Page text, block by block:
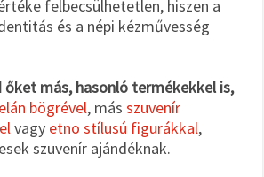
felbecsülhetetlen, hiszen a
és a népi kézművesség
más, hasonló termékekkel is,
bögrével, más szuvenír
vagy etno stílusú figurákkal,
szuvenír ajándéknak.